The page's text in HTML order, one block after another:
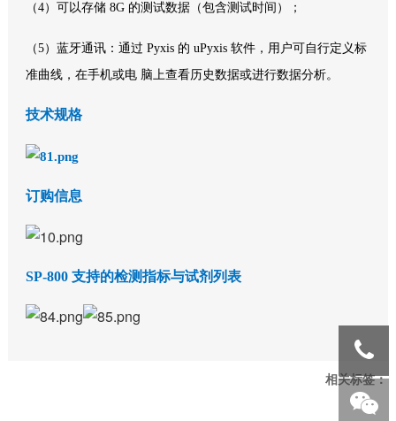
（4）可以存储 8G 的测试数据（包含测试时间）；
（5）蓝牙通讯：通过 Pyxis 的 uPyxis 软件，用户可自行定义标
准曲线，在手机或电 脑上查看历史数据或进行数据分析。
技术规格
订购信息
SP-800 支持的检测指标与试剂列表
相关标签：